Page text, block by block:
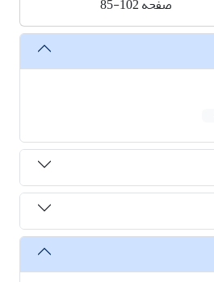
صفحه85-102